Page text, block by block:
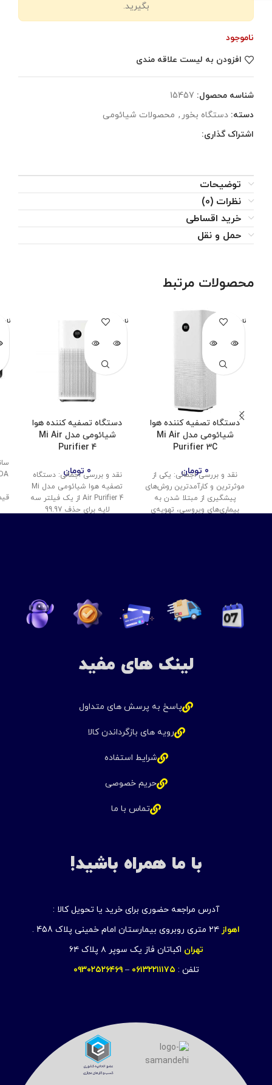
بگیرید.
ناموجود
افزودن به لیست علاقه مندی
شناسه محصول: 15457
دسته: دستگاه بخور , محصولات شیائومی
اشتراک گذاری:
توضیحات
نظرات (0)
خرید اقساطی
حمل و نقل
محصولات مرتبط
ناموجود
دستگاه تصفیه کننده هوا
شیائومی مدل Mi Air
Purifier 3C
0 تومان
نقد و بررسی اجمالی: یکی از
موثرترین و کارآمدترین روش‌های
پیشگیری از مبتلا شدن به
بیماری‌های ویروسی، تهویه‌ی
ناموجود
دستگاه تصفیه کننده هوا
شیائومی مدل Mi Air
Purifier 4
0 تومان
نقد و بررسی اجمالی: دستگاه
تصفیه هوا شیائومی مدل Mi
Air Purifier 4 از یک فیلتر سه
لایه برای حذف 99.97
لینک های مفید
پاسخ به پرسش های متداول
رویه های بازگرداندن کالا
شرایط استفاده
حریم خصوصی
تماس با ما
با ما همراه باشید!
آدرس مراجعه حضوری برای خرید یا تحویل کالا :
اهواز ۲۴ متری روبروی بیمارستان امام خمینی پلاک 458 .
تهران اکباتان فاز یک سوپر ۸ پلاک ۶۴
تلفن : ۰۶۱۳۲۲۱۱۱۷۵ –۰۹۳۰۲۵۲۶۴۶۹